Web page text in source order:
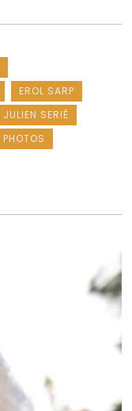
EROL SARP
JULIEN SERIÉ
PHOTOS